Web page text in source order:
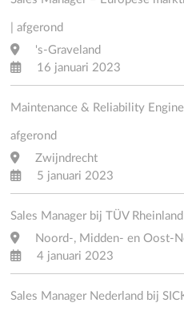
| afgerond
's-Graveland
16 januari 2023
Maintenance & Reliability
afgerond
Zwijndrecht
5 januari 2023
Sales Manager bij TÜV
Noord-, Midden- en Oost-
4 januari 2023
Sales Manager Nederland bij